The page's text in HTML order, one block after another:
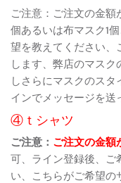
ご注意：ご注文の金額
個あるいは布マスク1
望を教えてください、
します、弊店のマス
しさらにマスクのス
インでメッセージを送
④ｔシャツ
ご注意： ご注文の金
可、ライン登録後、ご
い、こちらがご希望